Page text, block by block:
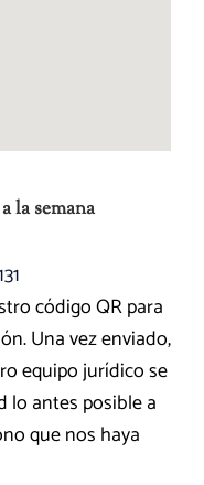
la semana
código QR para
Una vez enviado,
equipo jurídico se
lo antes posible a
que nos haya